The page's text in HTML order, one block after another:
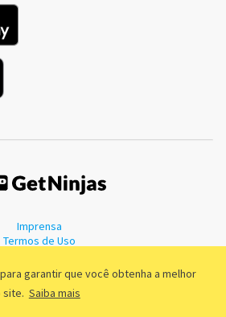
garantir que você obtenha a melhor
site. Saiba mais
Imprensa
Termos de Uso